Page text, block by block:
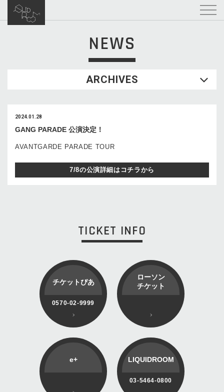
NEWS
ARCHIVES
2024.01.28
GANG PARADE 公演決定！
AVANTGARDE PARADE TOUR
7/8の公演詳細はコチラから
TICKET INFO
チケットぴあ
0570-02-9999
ローソン
チケット
e+ LIQUIDROOM
03-5464-0800